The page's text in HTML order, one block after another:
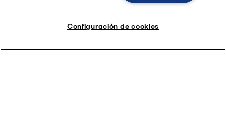
Pakistán captura el exceso de calor de los gases de
Aalborg.
Configuración de cookies